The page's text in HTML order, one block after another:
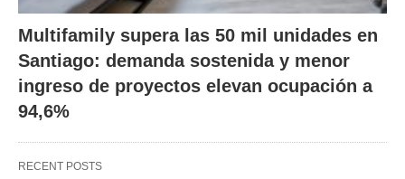
Multifamily supera las 50 mil unidades en
Santiago: demanda sostenida y menor
ingreso de proyectos elevan ocupación a
94,6%
RECENT POSTS